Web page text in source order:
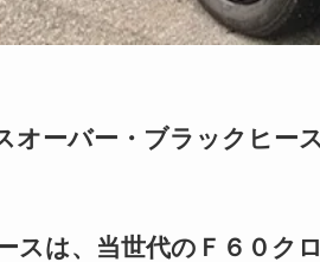
オーバー・ブラックヒー
スは、当世代のＦ６０ク